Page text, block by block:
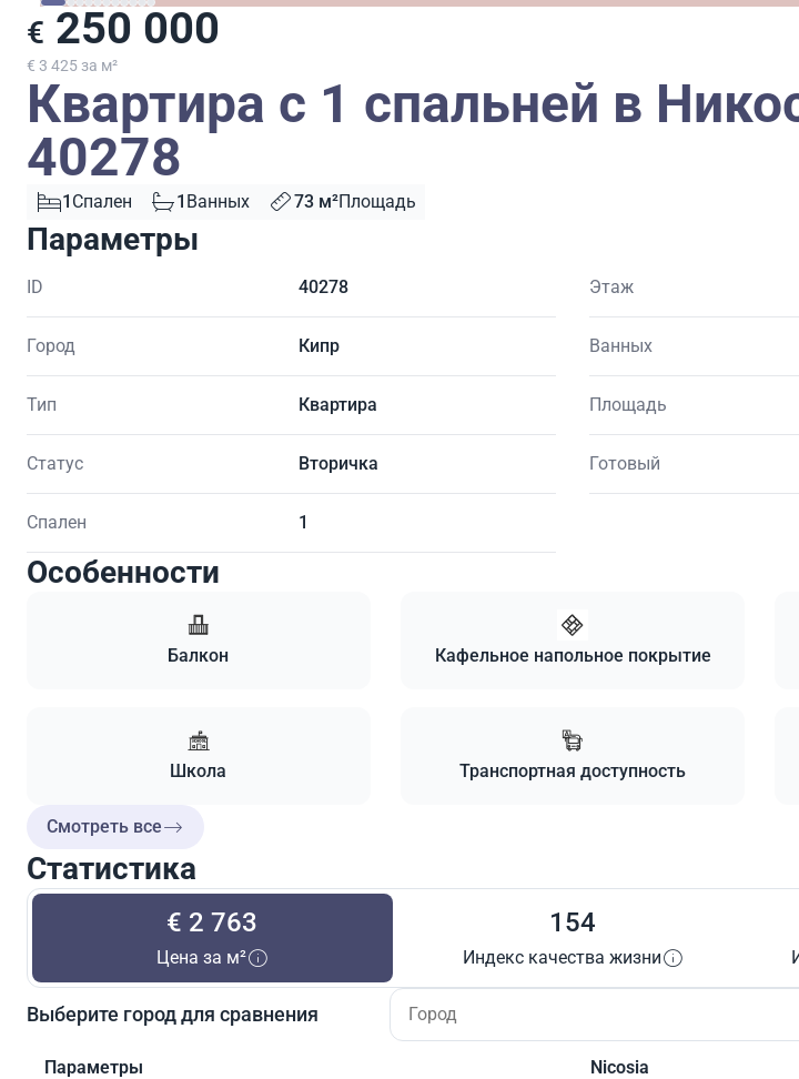
€ 250 000
€ 3 425 за м²
Квартира с 1 спальней в
40278
1 Спален 1 Ванных 73 м²Площадь
Параметры
ID 40278
Город Кипр
Тип Квартира
Статус Вторичка
Спален 1
Этаж
Ванных
Площадь
Готовый
Особенности
Балкон Кафельное напольное покрытие
Школа Транспортная доступность
Смотреть все
Статистика
€ 2 763
Цена за м²
154
Индекс качества жизни
Выберите город для сравнения
Параметры Nicosia